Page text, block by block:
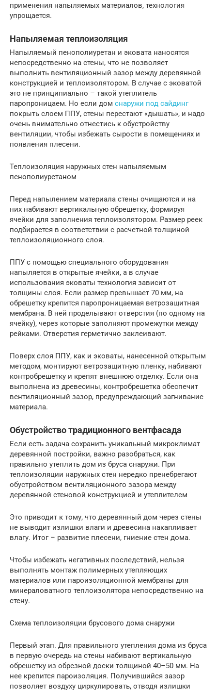
применения напыляемых материалов, технология
упрощается.
Напыляемая теплоизоляция
Напыляемый пенополиуретан и эковата наносятся
непосредственно на стены, что не позволяет
выполнить вентиляционный зазор между деревянной
конструкцией и теплоизолятором. В случае с эковатой
это не принципиально – такой утеплитель
паропроницаем. Но если дом снаружи под сайдинг
покрыть слоем ППУ, стены перестают «дышать», и надо
очень внимательно отнестись к обустройству
вентиляции, чтобы избежать сырости в помещениях и
появления плесени.
Теплоизоляция наружных стен напыляемым
пенополиуретаном
Перед напылением материала стены очищаются и на
них набивают вертикальную обрешетку, формируя
ячейки для заполнения теплоизолятором. Размер реек
подбирается в соответствии с расчетной толщиной
теплоизоляционного слоя.
ППУ с помощью специального оборудования
напыляется в открытые ячейки, а в случае
использования эковаты технология зависит от
толщины слоя. Если размер превышает 70 мм, на
обрешетку крепится паропроницаемая ветрозащитная
мембрана. В ней проделывают отверстия (по одному на
ячейку), через которые заполняют промежутки между
рейками. Отверстия герметично заклеивают.
Поверх слоя ППУ, как и эковаты, нанесенной открытым
методом, монтируют ветрозащитную пленку, набивают
контробрешетку и крепят внешнюю отделку. Если она
выполнена из древесины, контробрешетка обеспечит
вентиляционный зазор, предупреждающий загнивание
материала.
Обустройство традиционного вентфасада
Если есть задача сохранить уникальный микроклимат
деревянной постройки, важно разобраться, как
правильно утеплить дом из бруса снаружи. При
теплоизоляции наружных стен нередко пренебрегают
обустройством вентиляционного зазора между
деревянной стеновой конструкцией и утеплителем
Это приводит к тому, что деревянный дом через стены
не выводит излишки влаги и древесина накапливает
влагу. Итог – развитие плесени, гниение стен дома.
Чтобы избежать негативных последствий, нельзя
выполнять монтаж полимерных утепляющих
материалов или пароизоляционной мембраны для
минераловатного теплоизолятора непосредственно на
стену.
Схема теплоизоляции брусового дома снаружи
Первый этап. Для правильного утепления дома из бруса
в первую очередь на стены набивают вертикальную
обрешетку из обрезной доски толщиной 40–50 мм. На
нее крепится пароизоляция. Получившийся зазор
позволяет воздуху циркулировать, отводя излишки